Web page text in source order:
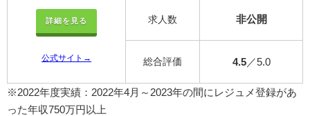
詳細を見る
公式サイト→
求人数 非公開
総合評価 4.5／5.0
※2022年度実績：2022年4月～2023年の間にレジュメ登録があ
った年収750万円以上